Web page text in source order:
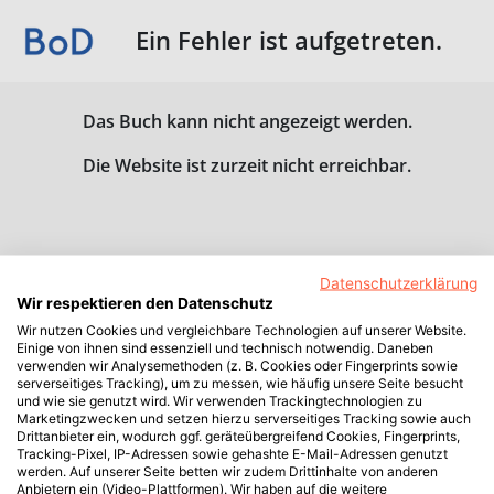
Ein Fehler ist aufgetreten.
Das Buch kann nicht angezeigt werden.
Die Website ist zurzeit nicht erreichbar.
Datenschutzerklärung
Wir respektieren den Datenschutz
Wir nutzen Cookies und vergleichbare Technologien auf unserer Website.
Einige von ihnen sind essenziell und technisch notwendig. Daneben
verwenden wir Analysemethoden (z. B. Cookies oder Fingerprints sowie
serverseitiges Tracking), um zu messen, wie häufig unsere Seite besucht
und wie sie genutzt wird. Wir verwenden Trackingtechnologien zu
Marketingzwecken und setzen hierzu serverseitiges Tracking sowie auch
Drittanbieter ein, wodurch ggf. geräteübergreifend Cookies, Fingerprints,
Tracking-Pixel, IP-Adressen sowie gehashte E-Mail-Adressen genutzt
werden. Auf unserer Seite betten wir zudem Drittinhalte von anderen
Anbietern ein (Video-Plattformen). Wir haben auf die weitere